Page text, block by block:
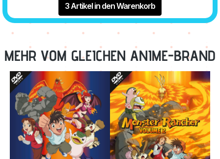
3 Artikel in den Warenkorb
MEHR VOM GLEICHEN ANIME-BRAND